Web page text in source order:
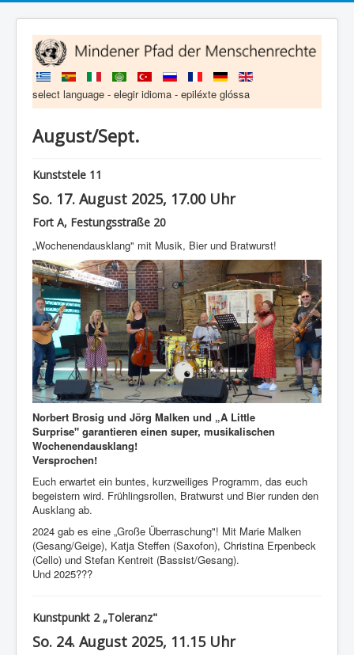
select language - elegir idioma - epiléxte glóssa
August/Sept.
Kunststele 11
So. 17. August 2025, 17.00 Uhr
Fort A, Festungsstraße 20
„Wochenendausklang" mit Musik, Bier und Bratwurst!
Norbert Brosig und Jörg Malken und „A Little
Surprise" garantieren einen super, musikalischen
Wochenendausklang!
Versprochen!
Euch erwartet ein buntes, kurzweiliges Programm, das euch
begeistern wird. Frühlingsrollen, Bratwurst und Bier runden den
Ausklang ab.
2024 gab es eine „Große Überraschung"! Mit Marie Malken
(Gesang/Geige), Katja Steffen (Saxofon), Christina Erpenbeck
(Cello) und Stefan Kentreit (Bassist/Gesang).
Und 2025???
Kunstpunkt 2 „Toleranz"
So. 24. August 2025, 11.15 Uhr